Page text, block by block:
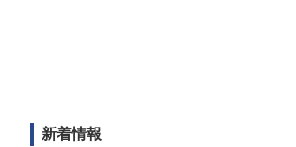
新着情報